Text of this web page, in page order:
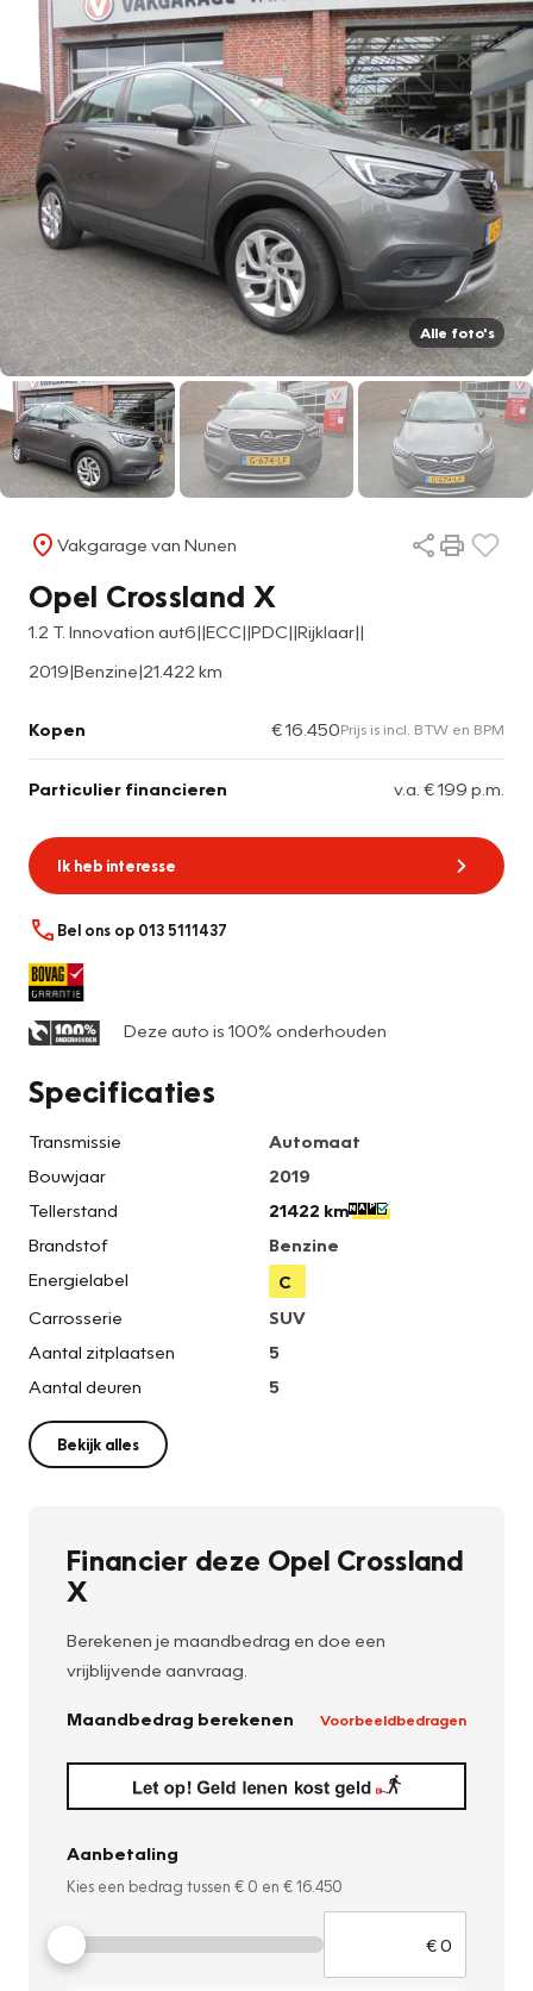
Alle foto's
Vakgarage van Nunen
Opel Crossland X
1.2 T. Innovation aut6||ECC||PDC||Rijklaar||
2019|Benzine|21.422 km
Kopen € 16.450Prijs is incl. BTW en BPM
Particulier financieren v.a. € 199 p.m.
Ik heb interesse
Bel ons op 013 5111437
Deze auto is 100% onderhouden
Specificaties
Transmissie
Automaat
Bouwjaar
2019
Tellerstand
21422 km
Brandstof
Benzine
Energielabel
C
Carrosserie
SUV
Aantal zitplaatsen
5
Aantal deuren
5
Bekijk alles
Financier deze Opel Crossland
X
Berekenen je maandbedrag en doe een
vrijblijvende aanvraag.
Maandbedrag berekenen Voorbeeldbedragen
Aanbetaling
Kies een bedrag tussen € 0 en € 16.450